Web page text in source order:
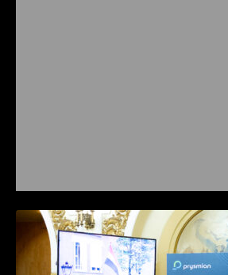
Prysmian aduce la
sensing si Digital
in timp real a